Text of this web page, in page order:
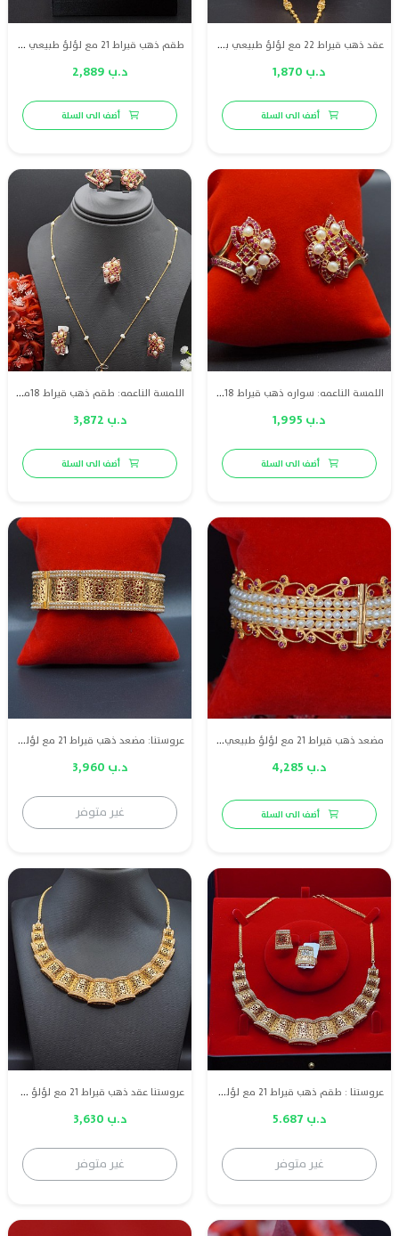
عقد ذهب قيراط 22 مع لؤلؤ طبيعي بحريني
د.ب 1,870
أضف الى السلة
طقم ذهب قيراط 21 مع لؤلؤ طبيعي وياقوت احمرر
د.ب 2,889
أضف الى السلة
اللمسة الناعمه: سواره ذهب قيراط 18مع لؤلؤ طبيعي بحريني و ياقوت
د.ب 1,995
أضف الى السلة
اللمسة الناعمه: طقم ذهب قيراط 18مع لؤلؤ طبيعي بحريني وياقوت احمر
د.ب 3,872
أضف الى السلة
مضعد ذهب قيراط 21 مع لؤلؤ طبيعي بحريني وياقوت
د.ب 4,285
أضف الى السلة
عروستنا: مضعد ذهب قيراط 21 مع لؤلؤ طبيعي بحريني
د.ب 3,960
غير متوفر
عروستنا : طقم ذهب قيراط 21 مع لؤلؤ طبيعي بحريني
د.ب 5.687
غير متوفر
عروستنا عقد ذهب قيراط 21 مع لؤلؤ طبيعي بحريني
د.ب 3,630
غير متوفر